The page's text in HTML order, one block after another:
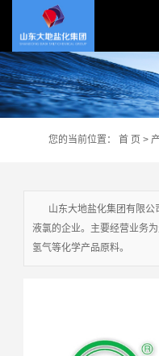
您的当前位置： 首 页 >
山东大地盐化集团有限公
液氯的企业。主要经营业务
氢气等化学产品原料。